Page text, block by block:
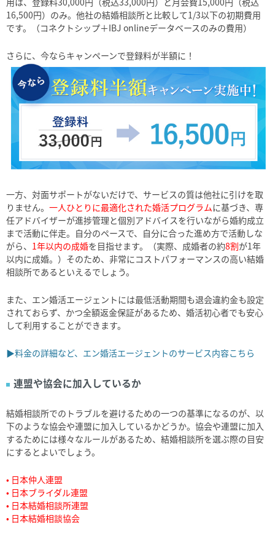
16,500円）のみ。他社の結婚相談所と比較して1/3以下の初期費用
です。（コネクトシップ＋IBJ onlineデータベースのみの費用）
さらに、今ならキャンペーンで登録料が半額に！
一方、対面サポートがないだけで、サービスの質は他社に引けを取
りません。 一人ひとりに最適化された婚活プログラムに基づき、専
任アドバイザーが進捗管理と個別アドバイスを行いながら婚約成立
まで活動に伴走。自分のペースで、自分に合った進め方で活動しな
がら、 1年以内の成婚を目指せます。（実際、成婚者の約8割が1年
以内に成婚。）そのため、非常にコストパフォーマンスの高い結婚
相談所であるといえるでしょう。
また、エン婚活エージェントには最低活動期間も退会違約金も設定
されておらず、かつ全額返金保証があるため、婚活初心者でも安心
して利用することができます。
▶料金の詳細など、エン婚活エージェントのサービス内容こちら
連盟や協会に加入しているか
結婚相談所でのトラブルを避けるための一つの基準になるのが、以
下のような協会や連盟に加入しているかどうか。協会や連盟に加入
するためには様々なルールがあるため、結婚相談所を選ぶ際の目安
にするとよいでしょう。
• 日本仲人連盟
• 日本ブライダル連盟
• 日本結婚相談所連盟
• 日本結婚相談協会